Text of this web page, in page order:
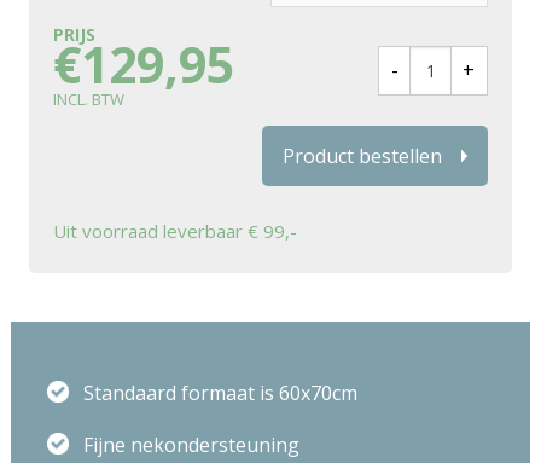
hoogwaardige synthetische vezelbolletje. Door de
toevoeging van Tencel® is het kussen nog beter vocht-
ritssluiting is de dikte van het kussen eenvoudig aan te
passen. De buitenkant van de Saphir is van 100%
hoogwaardige katoen en behandeld met Aegis®.
Talalay® latex. Deze hoogwaardige latex is soepeler en
nekinkeping ervoor dat het kussen de nek en het hoofd
Uit voorraad leverbaar € 99,-
€129,95
Product bestellen
Standaard formaat is 60x70cm
Fijne nekondersteuning